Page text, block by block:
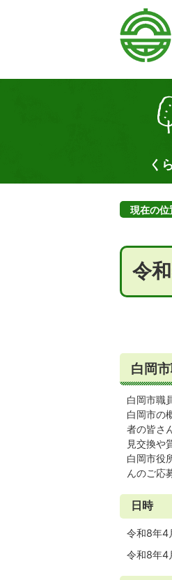
く
現在の位
令
白岡
白岡市職
白岡市の
者の皆さ
見交換や
白岡市役
んのご応
日時
令和8年4
令和8年4